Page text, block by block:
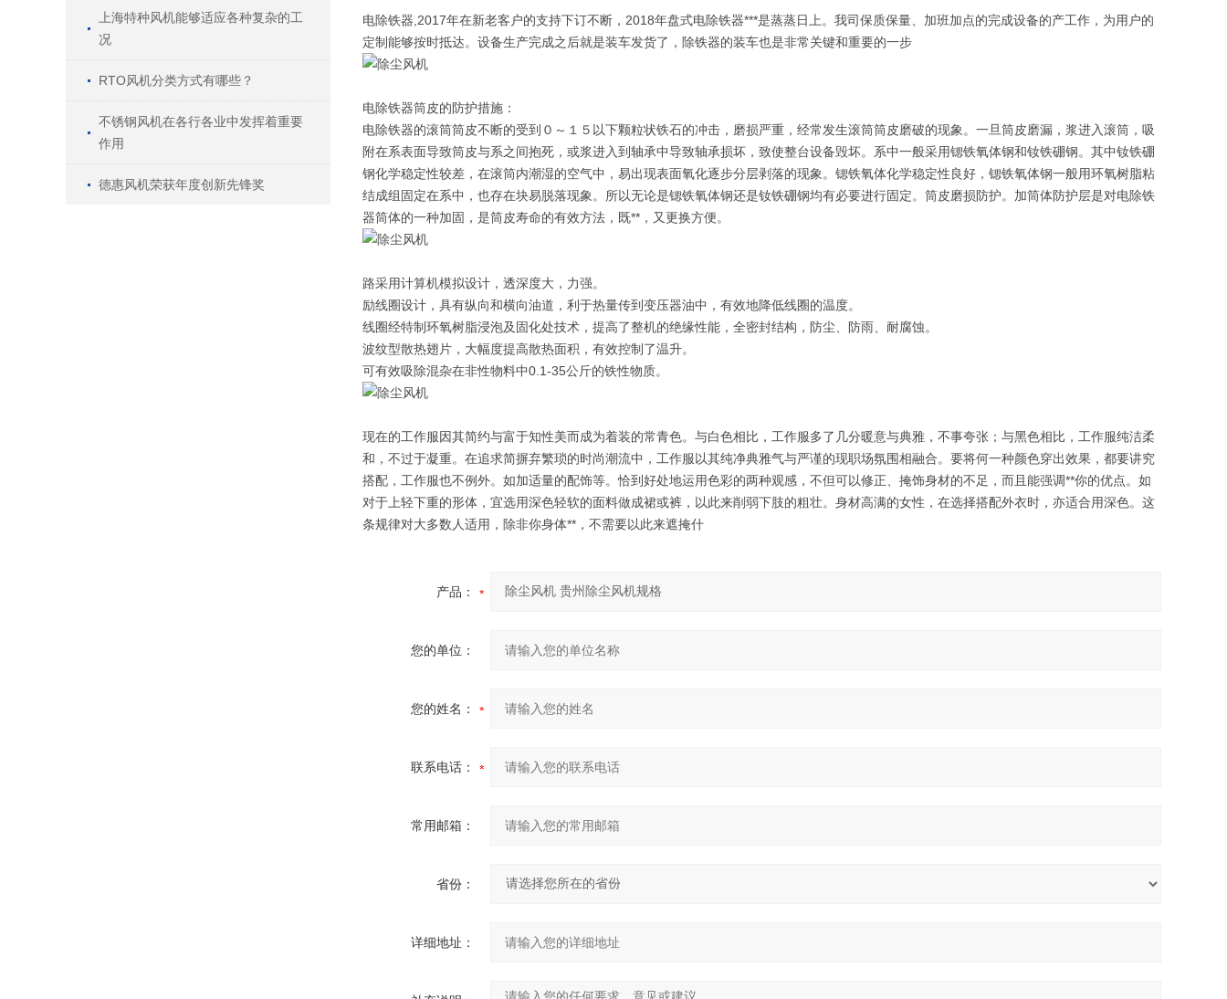
上海特种风机能够适应各种复杂的工
况
RTO风机分类方式有哪些？
不锈钢风机在各行各业中发挥着重要
作用
德惠风机荣获年度创新先锋奖
电除铁器,2017年在新老客户的支持下订不断，2018年盘式电除铁器***是蒸蒸日上。我司保质保量、加班加点的完成设备的产工作，为用户的
定制能够按时抵达。设备生产完成之后就是装车发货了，除铁器的装车也是非常关键和重要的一步
电除铁器筒皮的防护措施：
电除铁器的滚筒筒皮不断的受到０～１５以下颗粒状铁石的冲击，磨损严重，经常发生滚筒筒皮磨破的现象。一旦筒皮磨漏，浆进入滚筒，吸
附在系表面导致筒皮与系之间抱死，或浆进入到轴承中导致轴承损坏，致使整台设备毁坏。系中一般采用锶铁氧体钢和钕铁硼钢。其中钕铁硼
钢化学稳定性较差，在滚筒内潮湿的空气中，易出现表面氧化逐步分层剥落的现象。锶铁氧体化学稳定性良好，锶铁氧体钢一般用环氧树脂粘
结成组固定在系中，也存在块易脱落现象。所以无论是锶铁氧体钢还是钕铁硼钢均有必要进行固定。筒皮磨损防护。加筒体防护层是对电除铁
器筒体的一种加固，是筒皮寿命的有效方法，既**，又更换方便。
路采用计算机模拟设计，透深度大，力强。
励线圈设计，具有纵向和横向油道，利于热量传到变压器油中，有效地降低线圈的温度。
线圈经特制环氧树脂浸泡及固化处技术，提高了整机的绝缘性能，全密封结构，防尘、防雨、耐腐蚀。
波纹型散热翅片，大幅度提高散热面积，有效控制了温升。
可有效吸除混杂在非性物料中0.1-35公斤的铁性物质。
现在的工作服因其简约与富于知性美而成为着装的常青色。与白色相比，工作服多了几分暖意与典雅，不事夸张；与黑色相比，工作服纯洁柔
和，不过于凝重。在追求简摒弃繁琐的时尚潮流中，工作服以其纯净典雅气与严谨的现职场氛围相融合。要将何一种颜色穿出效果，都要讲究
搭配，工作服也不例外。如加适量的配饰等。恰到好处地运用色彩的两种观感，不但可以修正、掩饰身材的不足，而且能强调**你的优点。如
对于上轻下重的形体，宜选用深色轻软的面料做成裙或裤，以此来削弱下肢的粗壮。身材高满的女性，在选择搭配外衣时，亦适合用深色。这
条规律对大多数人适用，除非你身体**，不需要以此来遮掩什
产品：
您的单位：
您的姓名：
联系电话：
常用邮箱：
省份：
详细地址：